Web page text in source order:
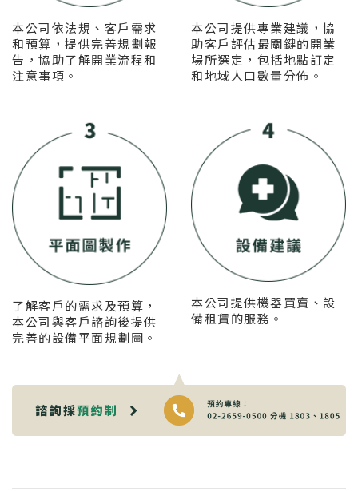
本公司依法規、客戶需求
和預算，提供完善規劃報
告，協助了解開業流程和
注意事項。
本公司提供專業建議，協
助客戶評估最關鍵的開業
場所選定，包括地點訂定
和地域人口數量分佈。
了解客戶的需求及預算，
本公司與客戶諮詢後提供
完善的設備平面規劃圖。
本公司提供機器買賣、設
備租賃的服務。